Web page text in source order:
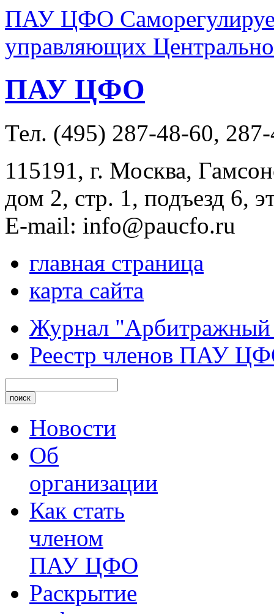
ПАУ ЦФО
управляющих
ПАУ ЦФО
Тел. (495) 287-48-60,
115191, г. Москва,
дом 2, стр. 1, подъезд 6,
E-mail: info@paucfo.ru
главная страница
карта сайта
Журнал
Реестр членов ПАУ
Новости
Об
организации
Как стать
членом
ПАУ ЦФО
Раскрытие